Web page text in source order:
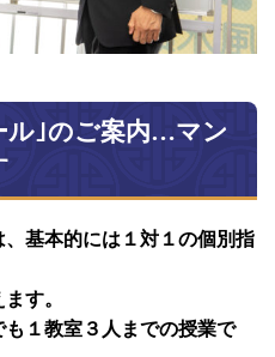
ル｣のご案内…マン
基本的には１対１の個別指
す。
１教室３人までの授業で